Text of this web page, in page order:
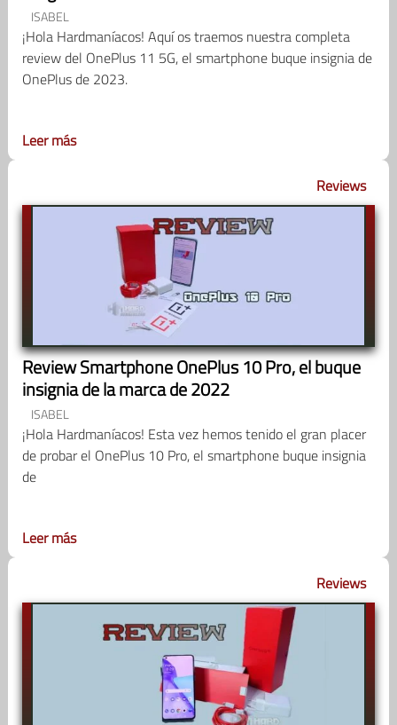
ISABEL
¡Hola Hardmaníacos! Aquí os traemos nuestra completa
review del OnePlus 11 5G, el smartphone buque insignia de
OnePlus de 2023.
Leer más
Reviews
Review Smartphone OnePlus 10 Pro, el buque
insignia de la marca de 2022
ISABEL
¡Hola Hardmaníacos! Esta vez hemos tenido el gran placer
de probar el OnePlus 10 Pro, el smartphone buque insignia
de
Leer más
Reviews